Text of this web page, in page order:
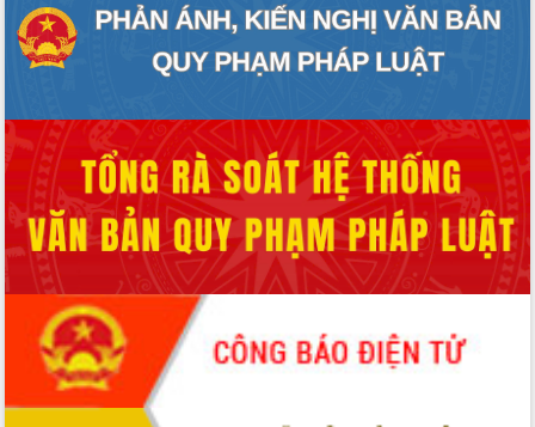
Xây dựng nông thôn mới: Nâng cao đời
sống người dân từ những mô hình thiết
thực
Quyết liệt tháo gỡ vướng mắc, đẩy
trong Khu kinh tế Nam Phú Yên
Hòn Yến phát triển du lịch gắn với bảo
tồn biển
Lấy ý kiến điều chỉnh Quy hoạch tỉnh
Đắk Lắk thời kỳ 2021-2030, tầm nhìn
đến năm 2050
Phát động chiến dịch 30 ngày đêm
giải phóng mặt bằng Tuyến đường bộ
ven biển
Đắk Lắk nỗ lực thúc đẩy tăng trưởng
kinh tế từ 10% trở lên trong Quý